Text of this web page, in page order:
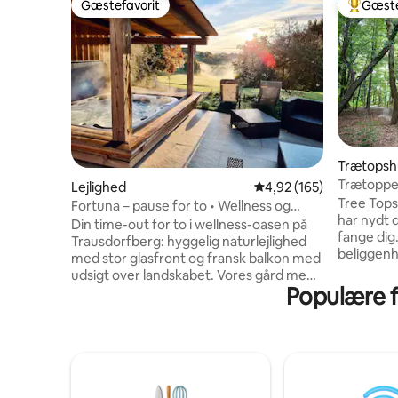
Gæstefavorit
Gæstefavorit
Lejlighed 4,92 ud af 5 i
4,92 (165)
Fortuna – pause for to • Wellness og
naturudsigt
Din time-out for to i wellness-oasen på
Trausdorfberg: hyggelig naturlejlighed
med stor glasfront og fransk balkon med
udsigt over landskabet. Vores gård med
kyllinger og får og en varm atmosfære
oase af nydelse med regionale produkter
Bedste
Trætoppe
Tree
har nydt
fange
kræsne
Populære